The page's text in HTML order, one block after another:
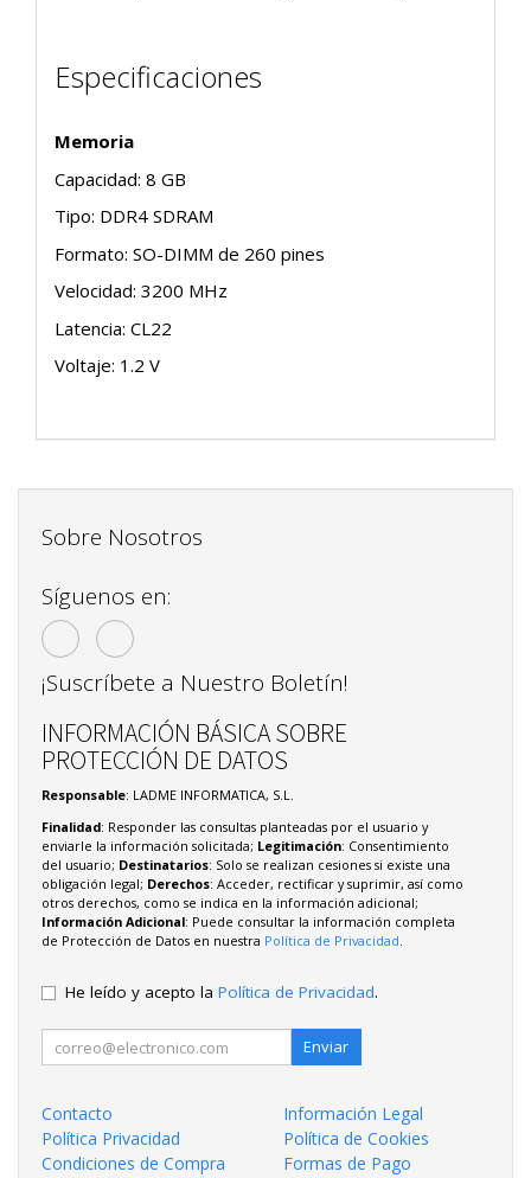
Especificaciones
Memoria
Capacidad: 8 GB
Tipo: DDR4 SDRAM
Formato: SO-DIMM de 260 pines
Velocidad: 3200 MHz
Latencia: CL22
Voltaje: 1.2 V
Sobre Nosotros
Síguenos en:
¡Suscríbete a Nuestro Boletín!
INFORMACIÓN BÁSICA SOBRE
PROTECCIÓN DE DATOS
Responsable: LADME INFORMATICA, S.L.
Finalidad: Responder las consultas planteadas por el usuario y
enviarle la información solicitada; Legitimación: Consentimiento
del usuario; Destinatarios: Solo se realizan cesiones si existe una
obligación legal; Derechos: Acceder, rectificar y suprimir, así como
otros derechos, como se indica en la información adicional;
Información Adicional: Puede consultar la información completa
de Protección de Datos en nuestra Política de Privacidad
He leído y acepto la Política de Privacidad.
Enviar
Contacto
Información Legal
Política Privacidad
Política de Cookies
Condiciones de Compra
Formas de Pago